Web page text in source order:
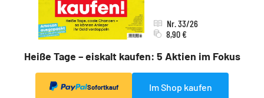
Heiße Tage – eiskalt kaufen: 5 Aktien im Fokus
Nr. 33/26
8,90 €
Sofortkauf Im Shop kaufen